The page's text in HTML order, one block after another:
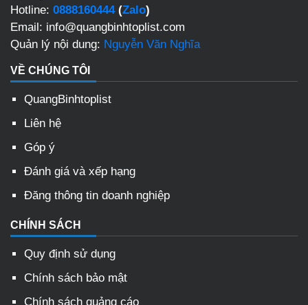
Hotline: 0888160444(Zalo)
Email: info@quangbinhtoplist.com
Quản lý nội dung: Nguyễn Văn Nghĩa
VỀ CHÚNG TÔI
QuangBinhtoplist
Liên hệ
Góp ý
Đánh giá và xếp hạng
Đăng thông tin doanh nghiệp
CHÍNH SÁCH
Quy định sử dụng
Chính sách bảo mật
Chính sách quảng cáo